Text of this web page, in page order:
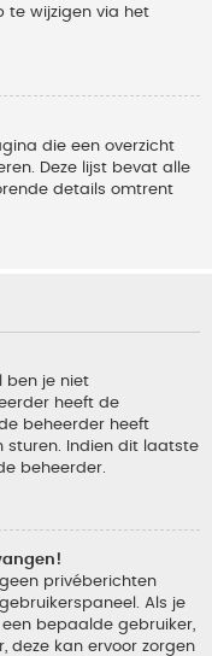
te wijzigen via het
die een overzicht
Deze lijst bevat alle
details omtrent
ben je niet
heeft de
beheerder heeft
sturen. Indien dit laatste
beheerder.
privéberichten
Als je
bepaalde gebruiker,
deze kan ervoor zorgen